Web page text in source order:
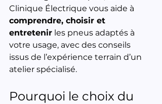
Clinique Électrique vous aide à
comprendre, choisir et
entretenir les pneus adaptés à
votre usage, avec des conseils
issus de l’expérience terrain d’un
atelier spécialisé.
Pourquoi le choix du